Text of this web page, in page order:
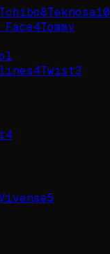
Tchibo8Teknosa10
4Tommy
4Twist3
4
5